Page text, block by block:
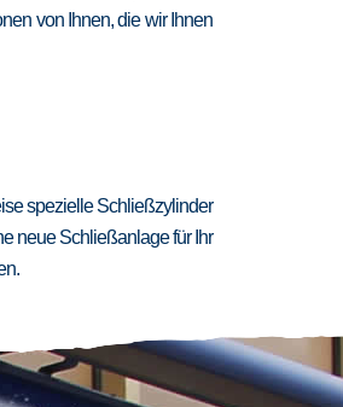
von Ihnen, die wir Ihnen
spezielle Schließzylinder
neue Schließanlage für Ihr